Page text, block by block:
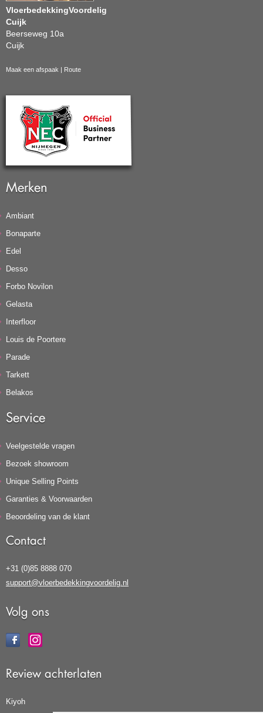
VloerbedekkingVoordelig
Cuijk
Beerseweg 10a
Cuijk
Maak een afspaak | Route
Merken
Ambiant
Bonaparte
Edel
Desso
Forbo Novilon
Gelasta
Interfloor
Louis de Poortere
Parade
Tarkett
Belakos
Service
Veelgestelde vragen
Bezoek showroom
Unique Selling Points
Garanties & Voorwaarden
Beoordeling van de klant
Contact
+31 (0)85 8888 070
support@vloerbedekkingvoordelig.nl
Volg ons
Review achterlaten
Kiyoh